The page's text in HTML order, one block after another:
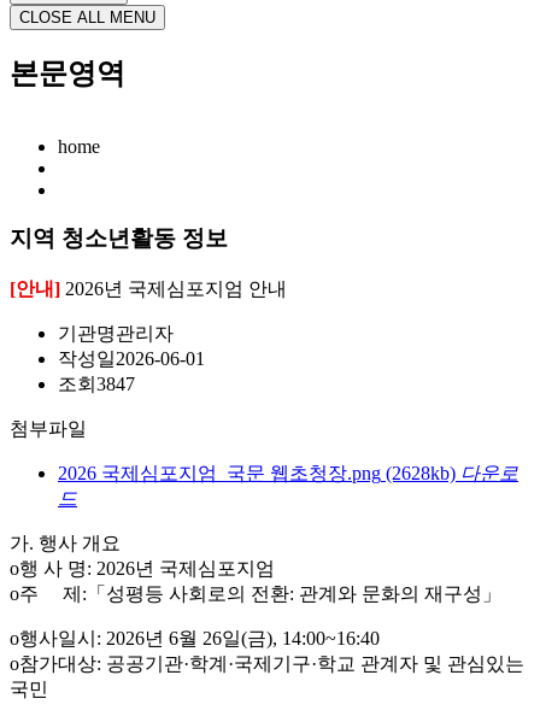
CLOSE ALL MENU
본문영역
home
지역 청소년활동 정보
[안내] 2026년 국제심포지엄 안내
기관명관리자
작성일2026-06-01
조회 3847
첨부파일
2026 국제심포지엄_국문 웹초청장.png (2628kb) 다운로
드
가. 행사 개요
o행 사 명: 2026년 국제심포지엄
o주 제:「성평등 사회로의 전환: 관계와 문화의 재구성」
o행사일시: 2026년 6월 26일(금), 14:00~16:40
o참가대상: 공공기관·학계·국제기구·학교 관계자 및 관심있는
국민